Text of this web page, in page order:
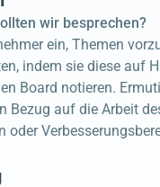
wir besprechen?
ein, Themen
indem sie diese auf
Board notieren.
Bezug auf die Arbeit
oder